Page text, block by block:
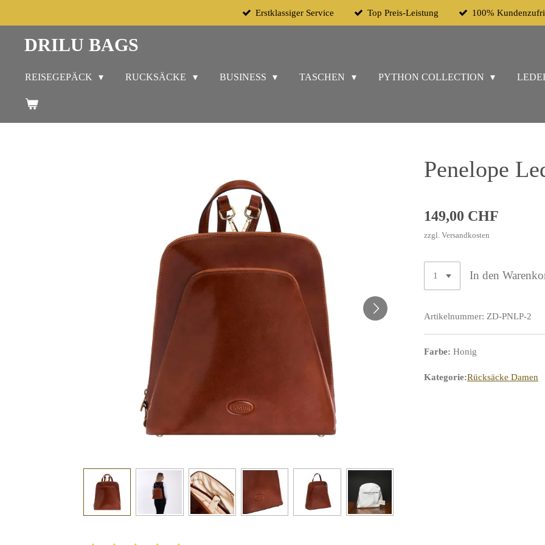
springen
Erstklassiger Service Top Preis-Leistung 100%
DRILU BAGS
REISEGEPÄCK RUCKSÄCKE BUSINESS TASCHEN PYTHON COLLECTION
Penelope
149,00 CHF
zzgl. Versandkosten
In den
Artikelnummer: ZD-PNLP-2
Farbe: Honig
Kategorie:Rücksäcke Damen